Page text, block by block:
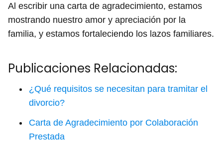
Al escribir una carta de agradecimiento, estamos
mostrando nuestro amor y apreciación por la
familia, y estamos fortaleciendo los lazos familiares.
Publicaciones Relacionadas:
¿Qué requisitos se necesitan para tramitar el
divorcio?
Carta de Agradecimiento por Colaboración
Prestada